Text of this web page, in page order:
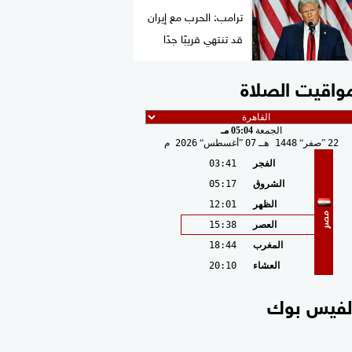
ترامب: الحرب مع إيران
قد تنتهي قريبًا جدًا
الصلاة
الجمعة 05:04 مـ
22 صفر 1448 هـ 07 أغسطس 2026 م
مصر
الفجر
03:41
الشروق
05:17
الظهر
12:01
العصر
15:38
المغرب
18:44
العشاء
20:10
بوك